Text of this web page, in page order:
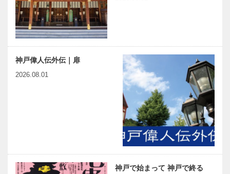
神戸偉人伝外伝｜扉
2026.08.01
神戸で始まって 神戸で終る